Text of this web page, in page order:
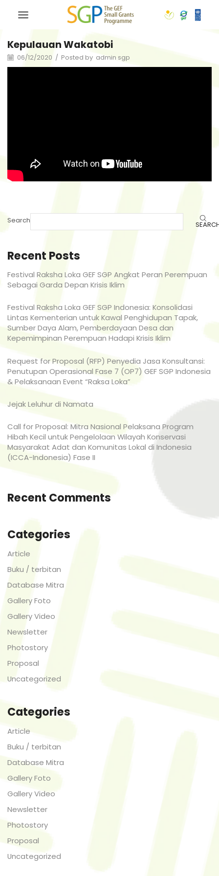
Kepulauan Wakatobi
06/12/2020 / Posted by admin sgp
Search
Recent Posts
Festival Raksha Loka GEF SGP Angkat Peran Perempuan
Sebagai Garda Depan Krisis Iklim
Festival Raksha Loka GEF SGP Indonesia: Konsolidasi
Lintas Kementerian untuk Kawal Penghidupan Tapak,
Sumber Daya Alam, Pemberdayaan Desa dan
Kepemimpinan Perempuan Hadapi Krisis Iklim
Request for Proposal (RFP) Penyedia Jasa Konsultansi:
Penutupan Operasional Fase 7 (OP7) GEF SGP Indonesia
& Pelaksanaan Event “Raksa Loka”
Jejak Leluhur di Namata
Call for Proposal: Mitra Nasional Pelaksana Program
Hibah Kecil untuk Pengelolaan Wilayah Konservasi
Masyarakat Adat dan Komunitas Lokal di Indonesia
(ICCA-Indonesia) Fase II
Recent Comments
Categories
Article
Buku / terbitan
Database Mitra
Gallery Foto
Gallery Video
Newsletter
Photostory
Proposal
Uncategorized
Categories
Article
Buku / terbitan
Database Mitra
Gallery Foto
Gallery Video
Newsletter
Photostory
Proposal
Uncategorized